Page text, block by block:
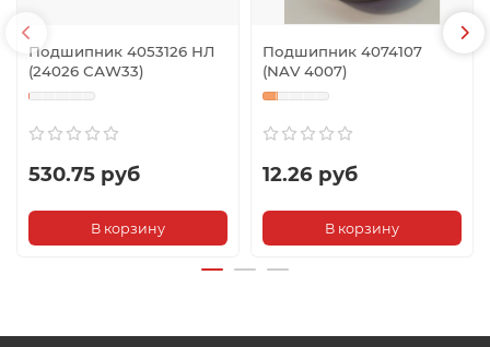
Подшипник 4053126 НЛ
(24026 САW33)
530.75 руб
В корзину
Подшипник 4074107
(NAV 4007)
12.26 руб
В корзину